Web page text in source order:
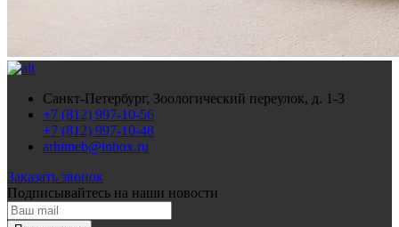
Санкт-Петербург, Зоологический переулок, д. 1-3
+7 (812) 997-10-56
+7 (812) 997-10-48
arhimeb@inbox.ru
Заказать звонок
Подписывайтесь на наши новости